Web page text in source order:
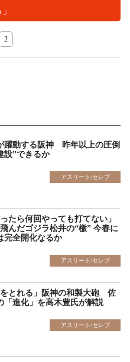
2
躍動する阪神 昨年以上の圧倒
設”できるか
アスリート/セレブ
たら何回やっても打てない」
んだゴジラ松井の“檄” 今春に
完全開化なるか
アスリート/セレブ
をとれる」阪神の和製大砲 佐
「進化」を高木豊氏が解説
アスリート/セレブ